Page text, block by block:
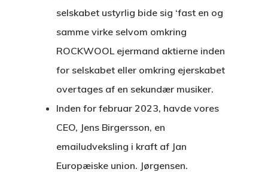
selskabet ustyrlig bide sig ‘fast en og
samme virke selvom omkring
ROCKWOOL ejermand aktierne inden
for selskabet eller omkring ejerskabet
overtages af en sekundær musiker.
Inden for februar 2023, havde vores
CEO, Jens Birgersson, en
emailudveksling i kraft af Jan
Europæiske union. Jørgensen.